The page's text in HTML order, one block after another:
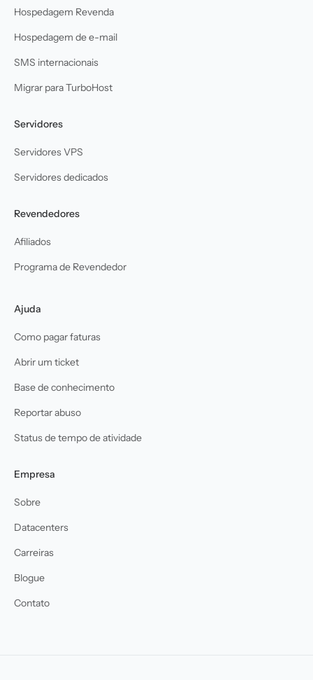
Hospedagem Revenda
Hospedagem de e-mail
SMS internacionais
Migrar para TurboHost
Servidores
Servidores VPS
Servidores dedicados
Revendedores
Afiliados
Programa de Revendedor
Ajuda
Como pagar faturas
Abrir um ticket
Base de conhecimento
Reportar abuso
Status de tempo de atividade
Empresa
Sobre
Datacenters
Carreiras
Blogue
Contato